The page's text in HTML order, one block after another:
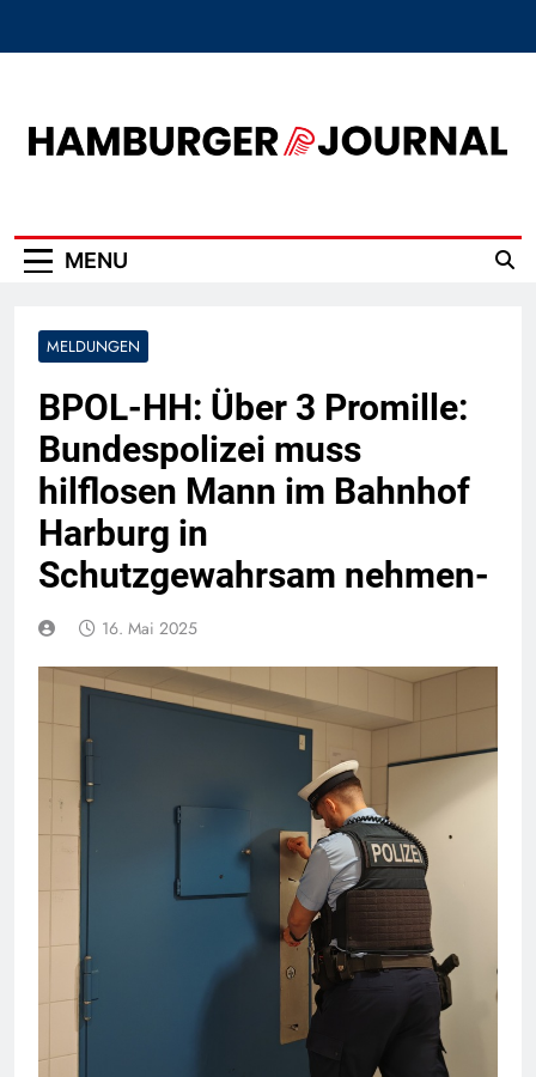
MENU
MELDUNGEN
BPOL-HH: Über 3 Promille:
Bundespolizei muss
hilflosen Mann im Bahnhof
Harburg in
Schutzgewahrsam nehmen-
16. Mai 2025